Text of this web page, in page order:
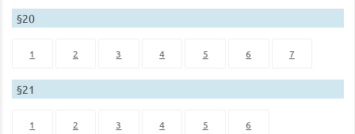
§20
1 2 3 4 5 6 7
§21
1 2 3 4 5 6